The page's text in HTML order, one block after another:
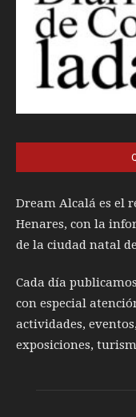
Dream Alcalá es el
Henares, con la
de la ciudad natal
Cada día
con especial
actividades,
exposiciones,